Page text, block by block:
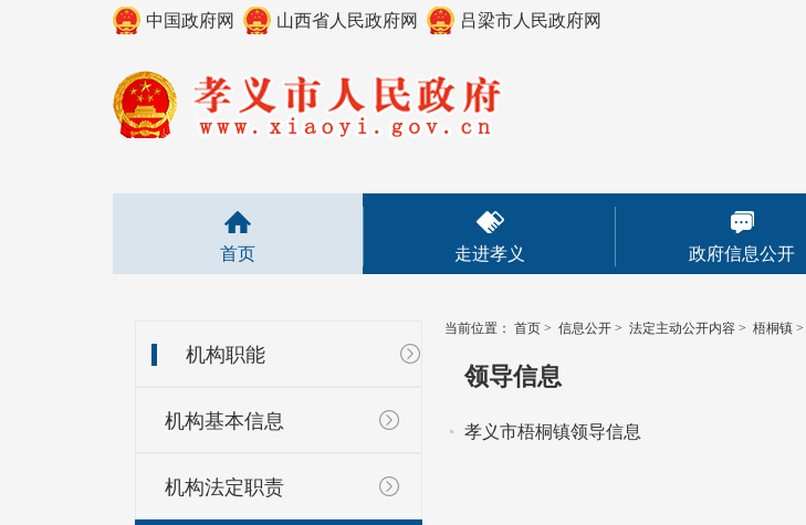
中国政府网 山西省人民政府网 吕梁市人民政府网
首页 走进孝义 政府信息公开
机构职能
机构基本信息
机构法定职责
当前位置： 首页 > 信息公开 > 法定主动公开内容 > 梧桐镇 >
领导信息
孝义市梧桐镇领导信息